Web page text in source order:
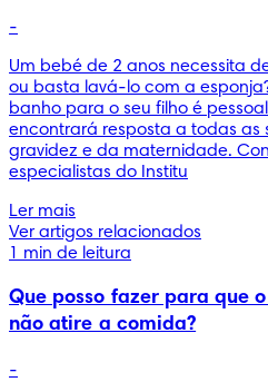
-
Um bebé de 2 anos necessita
ou basta lavá-lo com a
banho para o seu filho é
encontrará resposta a todas as
gravidez e da maternidade.
especialistas do Institu
Ler mais
Ver artigos relacionados
1 min de leitura
Que posso fazer para que
não atire a comida?
-